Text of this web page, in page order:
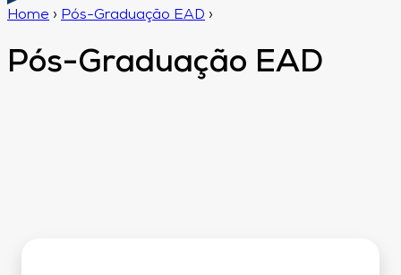
Home › Pós-Graduação EAD ›
Pós-Graduação EAD